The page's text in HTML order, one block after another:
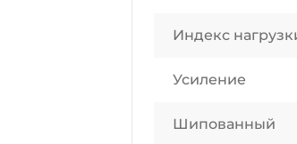
Индекс
Усиление
Шипованный